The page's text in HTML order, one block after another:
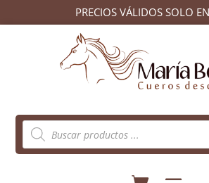
PRECIOS VÁLIDOS SOLO
Búsqueda
de
productos